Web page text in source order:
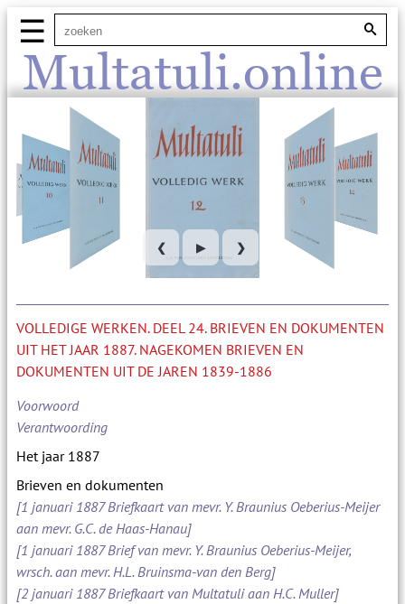
Multatuli.online
☰
❮ ▶ ❯
VOLLEDIGE WERKEN. DEEL 24. BRIEVEN EN DOKUMENTEN
UIT HET JAAR 1887. NAGEKOMEN BRIEVEN EN
DOKUMENTEN UIT DE JAREN 1839-1886
Voorwoord
Verantwoording
Het jaar 1887
Brieven en dokumenten
[1 januari 1887 Briefkaart van mevr. Y. Braunius Oeberius-Meijer
aan mevr. G.C. de Haas-Hanau]
[1 januari 1887 Brief van mevr. Y. Braunius Oeberius-Meijer,
wrsch. aan mevr. H.L. Bruinsma-van den Berg]
[2 januari 1887 Briefkaart van Multatuli aan H.C. Muller]